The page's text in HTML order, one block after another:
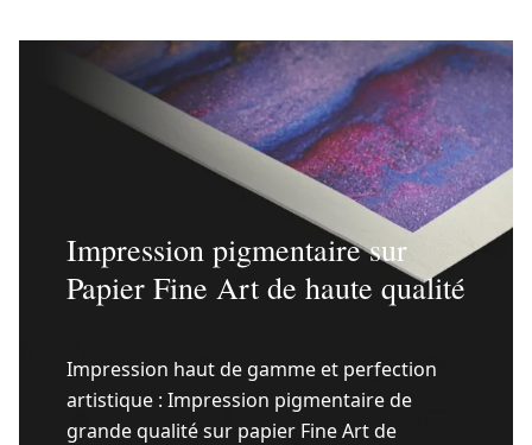
Impression pigmentaire sur
Papier Fine Art de haute qualité
Impression haut de gamme et perfection
artistique : Impression pigmentaire de
grande qualité sur papier Fine Art de